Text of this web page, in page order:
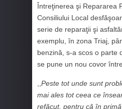
Întreţinerea şi Repararea
Consiliului Local
serie de reparaţii şi
exemplu, în zona Triaj,
benzină, s-a scos o parte
se pune un nou covor
,,Peste tot unde sunt
mai ales tot ceea ce
refăcut, pentru că în